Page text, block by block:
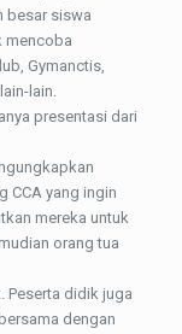
besar siswa
mencoba
Gymanctis,
lain.
presentasi dari
CCA yang ingin
mereka untuk
orang tua
Peserta didik juga
dengan